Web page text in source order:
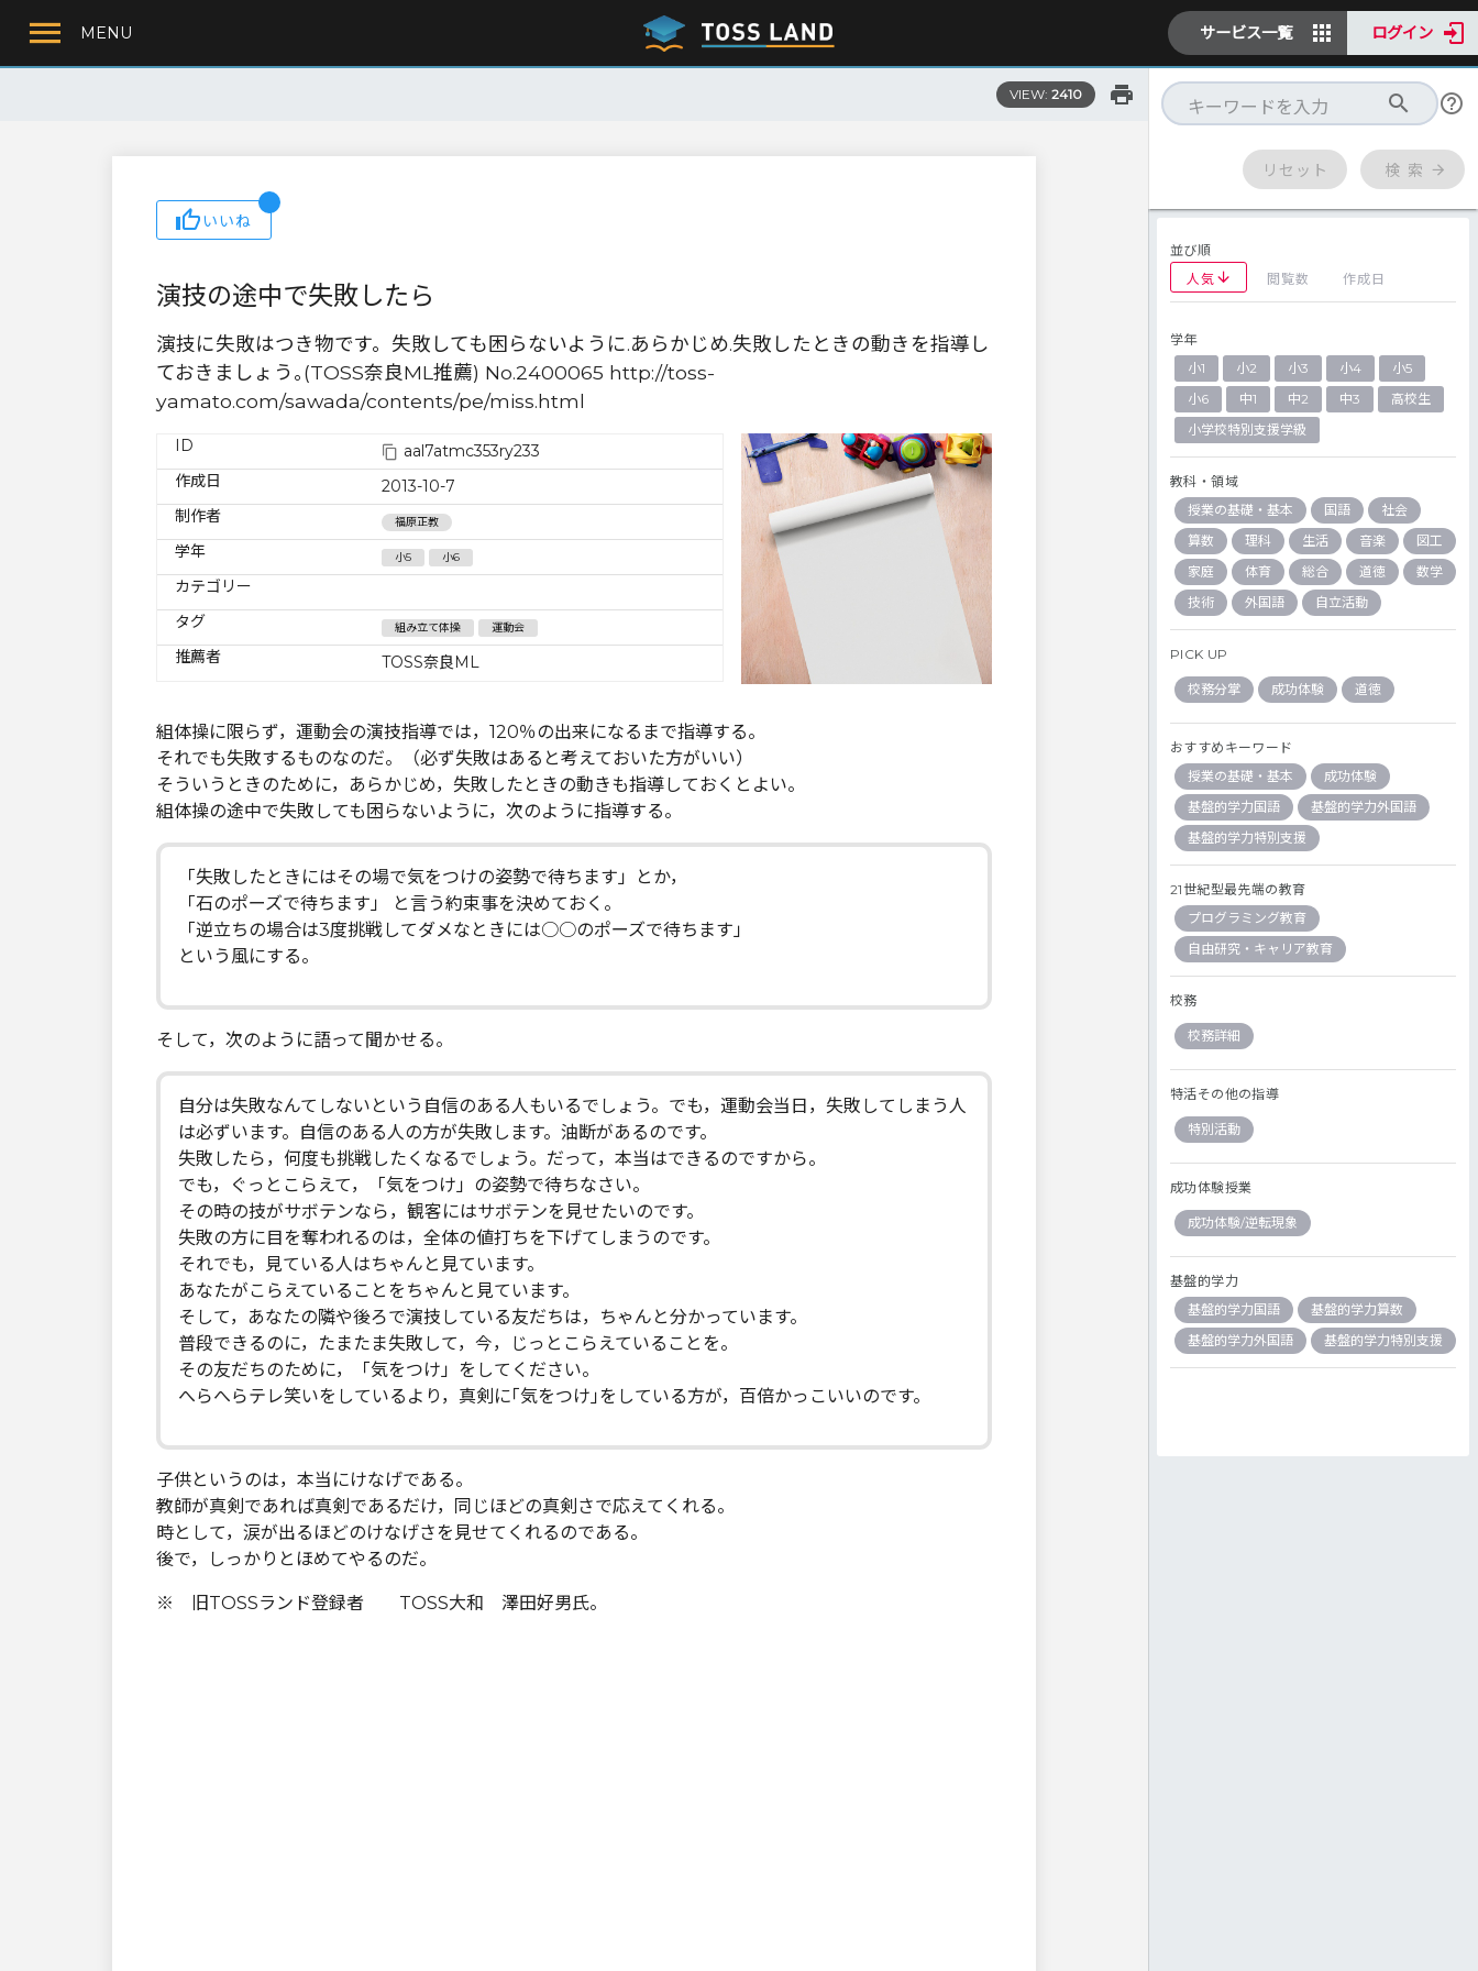
MENU サービス一覧 ログイン
VIEW: 2410
いいね
演技の途中で失敗したら
演技に失敗はつき物です。失敗しても困らないように.あらかじめ.失敗したときの動きを指導し
ておきましょう｡(TOSS奈良ML推薦) No.2400065 http://toss-
yamato.com/sawada/contents/pe/miss.html
ID
aal7atmc353ry233
作成日
2013-10-7
制作者
福原正教
学年 小5 小6
カテゴリー
タグ
組み立て体操 運動会
推薦者 TOSS奈良ML
組体操に限らず，運動会の演技指導では，120％の出来になるまで指導する。
それでも失敗するものなのだ。（必ず失敗はあると考えておいた方がいい）
そういうときのために，あらかじめ，失敗したときの動きも指導しておくとよい。
組体操の途中で失敗しても困らないように，次のように指導する。
「失敗したときにはその場で気をつけの姿勢で待ちます」とか，
「石のポーズで待ちます」 と言う約束事を決めておく。
「逆立ちの場合は3度挑戦してダメなときには○○のポーズで待ちます」
という風にする。
そして，次のように語って聞かせる。
自分は失敗なんてしないという自信のある人もいるでしょう。でも，運動会当日，失敗してしまう人
は必ずいます。自信のある人の方が失敗します。油断があるのです。
失敗したら，何度も挑戦したくなるでしょう。だって，本当はできるのですから。
でも，ぐっとこらえて，「気をつけ」の姿勢で待ちなさい。
その時の技がサボテンなら，観客にはサボテンを見せたいのです。
失敗の方に目を奪われるのは，全体の値打ちを下げてしまうのです。
それでも，見ている人はちゃんと見ています。
あなたがこらえていることをちゃんと見ています。
そして，あなたの隣や後ろで演技している友だちは，ちゃんと分かっています。
普段できるのに，たまたま失敗して，今，じっとこらえていることを。
その友だちのために，「気をつけ」をしてください。
へらへらテレ笑いをしているより，真剣に｢気をつけ｣をしている方が，百倍かっこいいのです。
子供というのは，本当にけなげである。
教師が真剣であれば真剣であるだけ，同じほどの真剣さで応えてくれる。
時として，涙が出るほどのけなげさを見せてくれるのである。
後で，しっかりとほめてやるのだ。
※ 旧TOSSランド登録者 TOSS大和 澤田好男氏。
リセット 検 索
並び順
人気
閲覧数 作成日
学年
小1
小2 小3 小4
小5
小6
中1 中2 中3
高校生
小学校特別支援学級
教科・領域
授業の基礎・基本
国語
社会
算数
理科 生活 音楽
図工
家庭
体育 総合 道徳
数学
技術
外国語 自立活動
PICK UP
校務分掌 成功体験 道徳
おすすめキーワード
授業の基礎・基本
成功体験
基盤的学力国語
基盤的学力外国語
基盤的学力特別支援
21世紀型最先端の教育
プログラミング教育
自由研究・キャリア教育
校務
校務詳細
特活その他の指導
特別活動
成功体験授業
成功体験/逆転現象
基盤的学力
基盤的学力国語
基盤的学力算数
基盤的学力外国語
基盤的学力特別支援